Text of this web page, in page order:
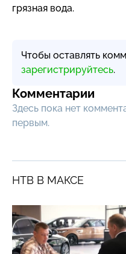
грязная вода.
Чтобы оставлять
зарегистрируйтесь.
Комментарии
Здесь пока нет
первым.
НТВ В МАКСЕ